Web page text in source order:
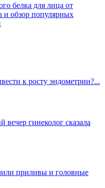
белка для лица от
и обзор популярных
к росту эндометрии?...
вечер гинеколог сказала
приливы и головные